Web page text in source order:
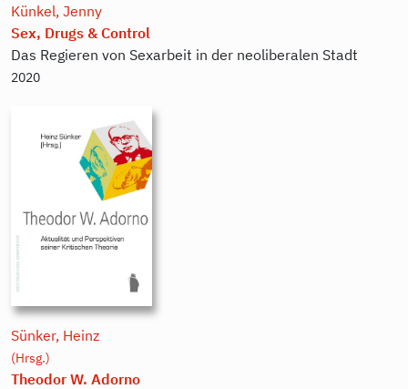
Künkel, Jenny
Sex, Drugs & Control
Das Regieren von Sexarbeit in der neoliberalen Stadt
2020
Sünker, Heinz
(Hrsg.)
Theodor W. Adorno